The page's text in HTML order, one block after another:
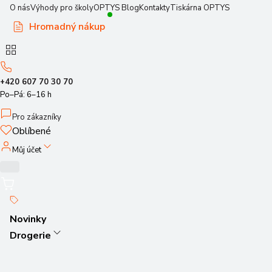
O násVýhody pro školyOPTYS BlogKontaktyTiskárna OPTYS
Hromadný nákup
+420 607 70 30 70
Po–Pá: 6–16 h
Pro zákazníky
Oblíbené
Můj účet
Novinky
Drogerie